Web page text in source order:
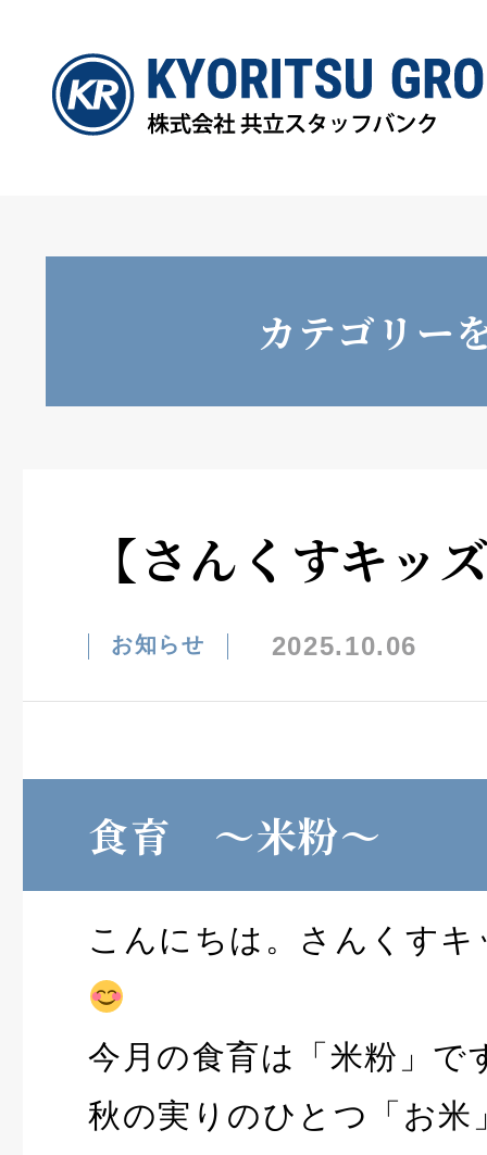
カテゴリー
【さんくすキッ
お知らせ 2025.10.06
食育 ～米粉～
こんにちは。さんくす
今月の食育は「米粉」で
秋の実りのひとつ「お米